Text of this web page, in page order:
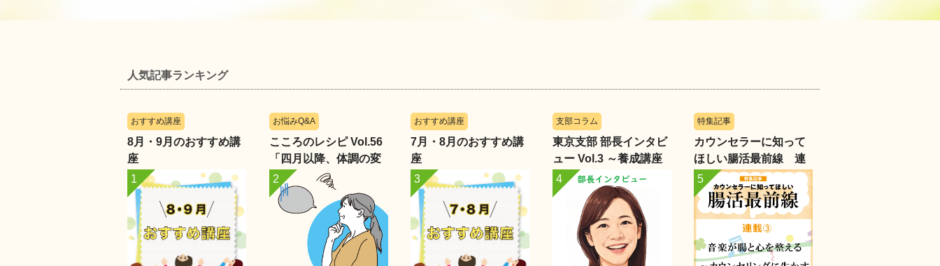
人気記事ランキング
おすすめ講座
8月・9月のおすすめ講
座
お悩みQ&A
こころのレシピ Vol.56
「四月以降、体調の変
化に戸惑っています」
おすすめ講座
7月・8月のおすすめ講
座
支部コラム
東京支部 部長インタビ
ュー Vol.3 ～養成講座
部・小畑あや部長に聞
く、学びを支える人材
育成の現場～
特集記事
カウンセラーに知って
ほしい腸活最前線 連
載③音楽が腸と心を整
える―カウンセリング
に生かす”音のチカラ”